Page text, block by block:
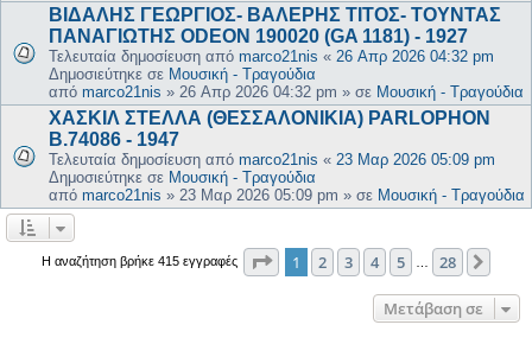
ΒΙΔΑΛΗΣ ΓΕΩΡΓΙΟΣ- ΒΑΛΕΡΗΣ ΤΙΤΟΣ- ΤΟΥΝΤΑΣ
ΠΑΝΑΓΙΩΤΗΣ ODEON 190020 (GA 1181) - 1927
Τελευταία δημοσίευση από marco21nis « 26 Απρ 2026 04:32 pm
Δημοσιεύτηκε σε Μουσική - Τραγούδια
από marco21nis » 26 Απρ 2026 04:32 pm » σε Μουσική - Τραγούδια
ΧΑΣΚΙΛ ΣΤΕΛΛΑ (ΘΕΣΣΑΛΟΝΙΚΙΑ) PARLOPHON
B.74086 - 1947
Τελευταία δημοσίευση από marco21nis « 23 Μαρ 2026 05:09 pm
Δημοσιεύτηκε σε Μουσική - Τραγούδια
από marco21nis » 23 Μαρ 2026 05:09 pm » σε Μουσική - Τραγούδια
Η αναζήτηση βρήκε 415 εγγραφές Σελίδα από28
1 2 3 4 5 28
Μετάβαση σε